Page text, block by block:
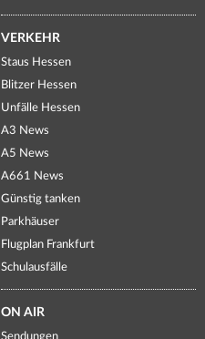
VERKEHR
Staus Hessen
Blitzer Hessen
Unfälle Hessen
A3 News
A5 News
A661 News
Günstig tanken
Parkhäuser
Flugplan Frankfurt
Schulausfälle
ON AIR
Sendungen